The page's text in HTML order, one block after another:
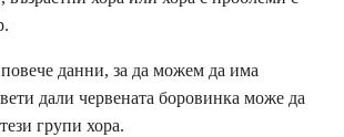
данни, за да можем да има
дали червената боровинка може да
групи хора.